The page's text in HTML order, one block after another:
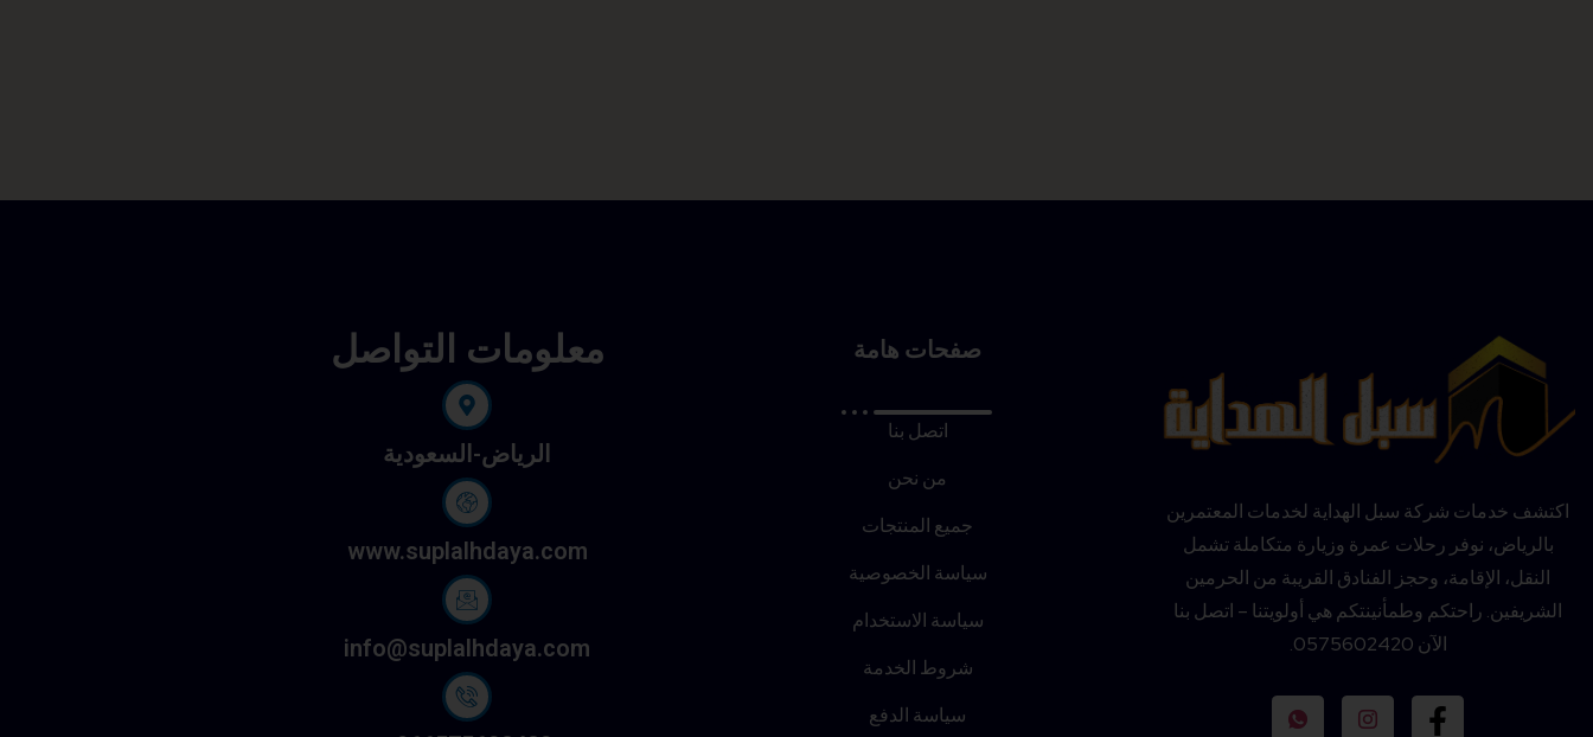
اكتشف خدمات شركة سبل الهداية لخدمات المعتمرين
بالرياض، نوفر رحلات عمرة وزيارة متكاملة تشمل
النقل، الإقامة، وحجز الفنادق القريبة من الحرمين
الشريفين. راحتكم وطمأنينتكم هي أولويتنا – اتصل بنا
الآن 0575602420.
صفحات هامة
اتصل بنا
من نحن
جميع المنتجات
سياسة الخصوصية
سياسة الاستخدام
شروط الخدمة
سياسة الدفع
معلومات التواصل
الرياض-السعودية
www.suplalhdaya.com
info@suplalhdaya.com